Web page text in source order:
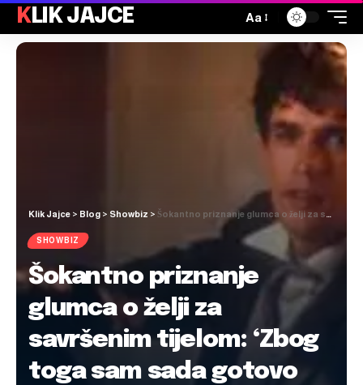
KLIK JAJCE Aa
Klik Jajce > Blog > Showbiz > Šokantno priznanje glumca o želji za savršenim tijelom: ‘Zbog toga sam sada gotovo invalid’
SHOWBIZ
Šokantno priznanje
glumca o želji za
savršenim tijelom: ‘Zbog
toga sam sada gotovo